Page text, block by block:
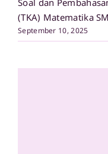
(TKA) Matematika
September 10, 2025